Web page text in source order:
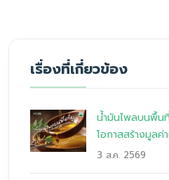
เรื่องที่เกี่ยวข้อง
น้ำมันไพลบนพื้น
โอกาสสร้างมูลค่
3 ส.ค. 2569